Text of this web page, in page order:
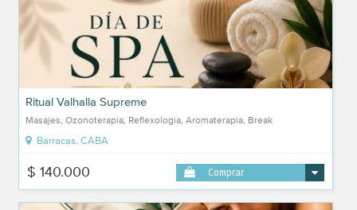
Ritual Valhalla Supreme
Masajes, Ozonoterapia, Reflexologia, Aromaterapia, Break
Barracas, CABA
$ 140.000 Comprar